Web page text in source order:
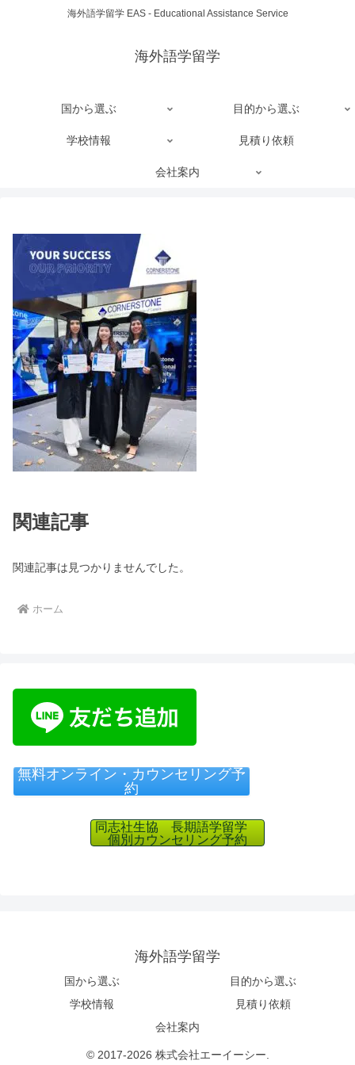
海外語学留学 EAS - Educational Assistance Service
海外語学留学
国から選ぶ 目的から選ぶ
学校情報 見積り依頼
会社案内
関連記事
関連記事は見つかりませんでした。
ホーム
無料オンライン・カウンセリング予
約
同志社生協 長期語学留学
個別カウンセリング予約
海外語学留学
国から選ぶ
目的から選ぶ
学校情報
見積り依頼
会社案内
© 2017-2026 株式会社エーイーシー.